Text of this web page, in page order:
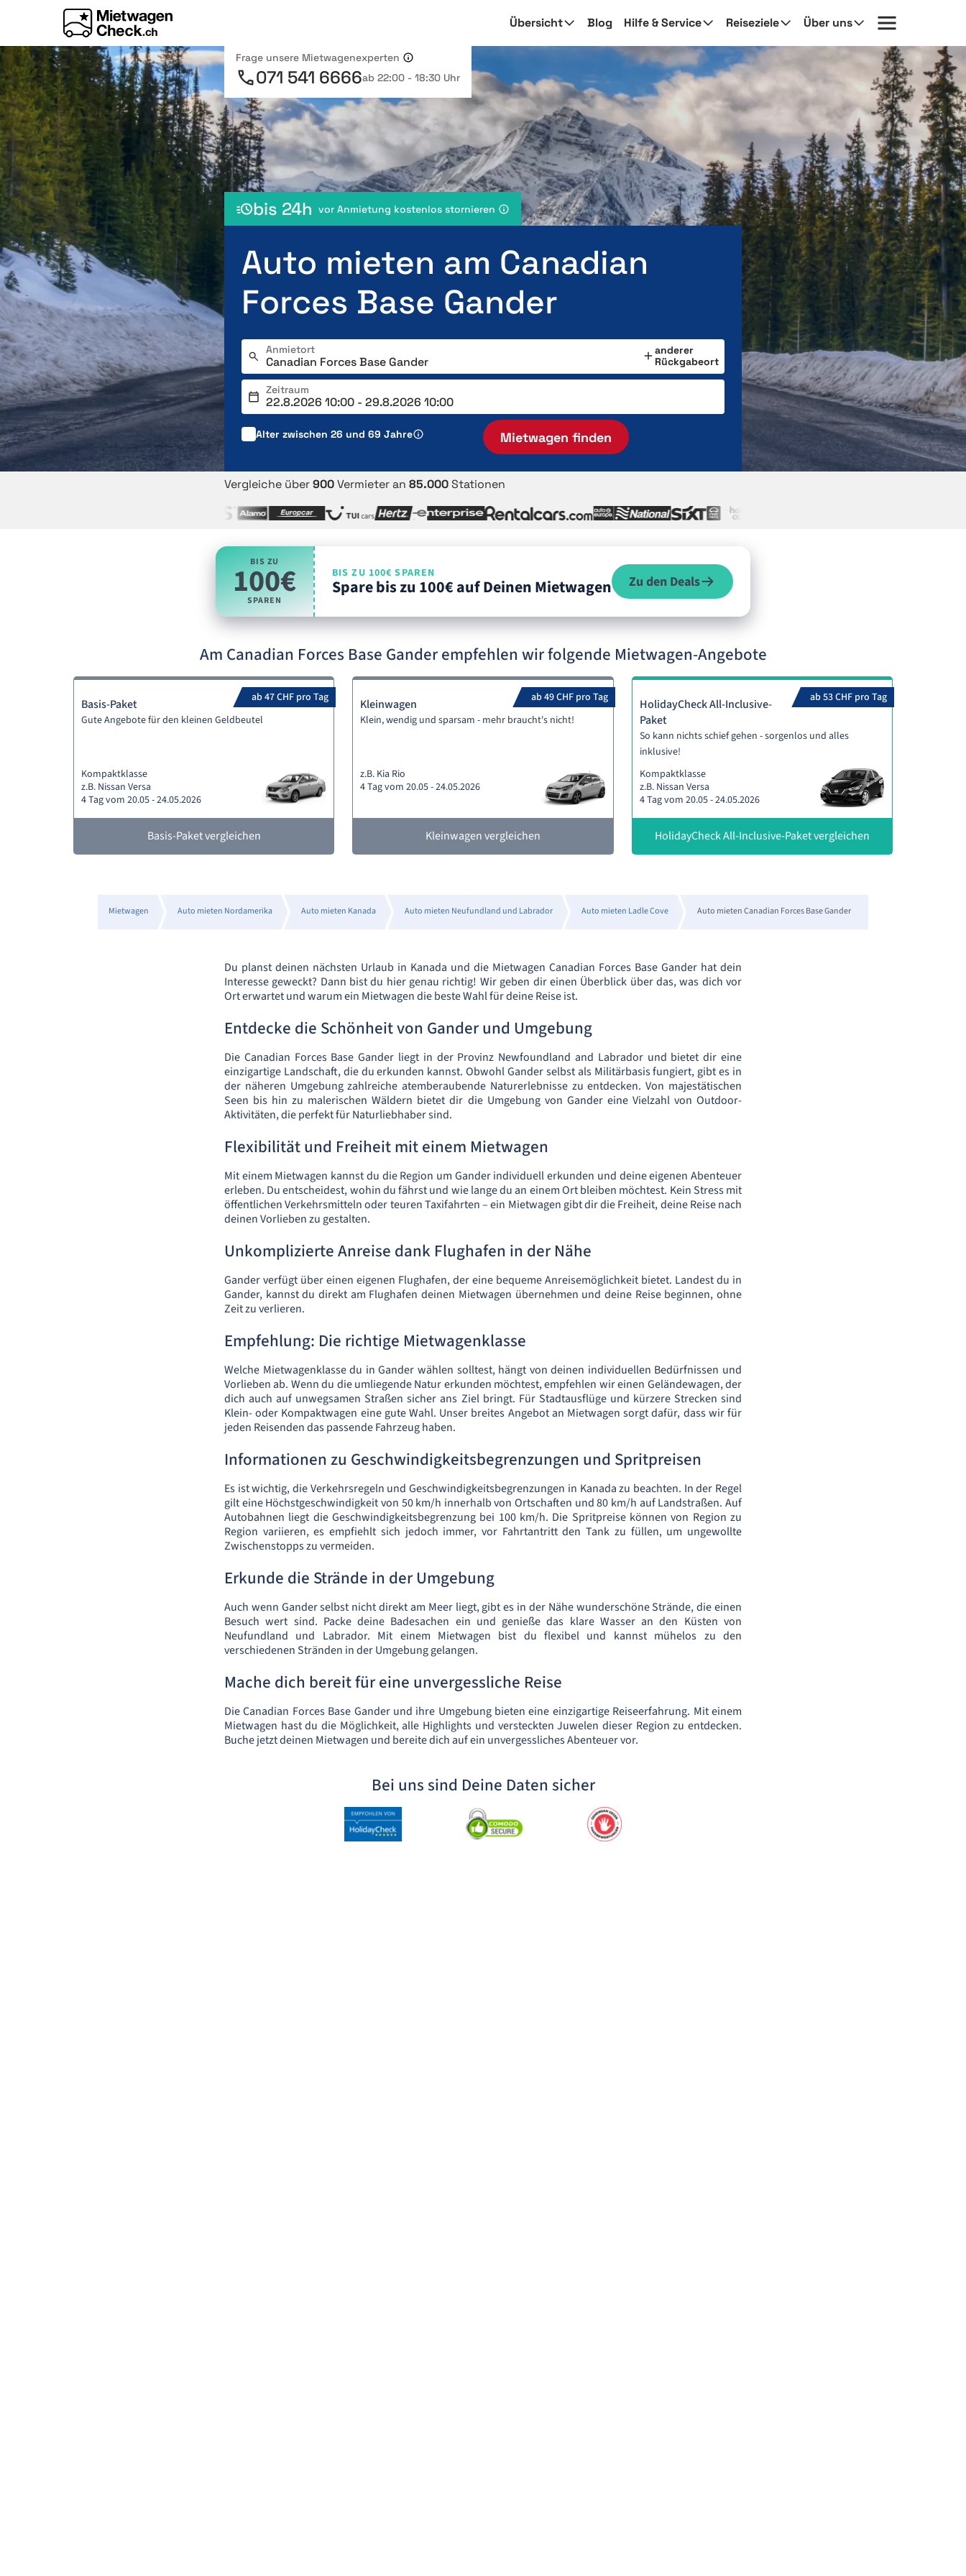
Übersicht Blog Hilfe & Service Reiseziele Über uns
Frage unsere Mietwagenexperten
071 541 6666ab 22:00 - 18:30 Uhr
bis 24h vor Anmietung kostenlos stornieren
Auto mieten am Canadian
Forces Base Gander
Anmietort
anderer
Rückgabeort
Zeitraum
Alter zwischen 26 und 69 Jahre Mietwagen finden
Vergleiche über900Vermieter an 85.000Stationen
BIS ZU
100€
SPAREN
BIS ZU 100€ SPAREN
Spare bis zu 100€ auf Deinen Mietwagen Zu den Deals
Am Canadian Forces Base Gander empfehlen wir folgende Mietwagen-Angebote
ab 47 CHF pro Tag
Basis-Paket
Gute Angebote für den kleinen Geldbeutel
Kompaktklasse
z.B. Nissan Versa
4 Tag vom 20.05 - 24.05.2026
Basis-Paket vergleichen
ab 49 CHF pro Tag
Kleinwagen
Klein, wendig und sparsam - mehr braucht's nicht!
z.B. Kia Rio
4 Tag vom 20.05 - 24.05.2026
Kleinwagen vergleichen
ab 53 CHF pro Tag
HolidayCheck All-Inclusive-
Paket
So kann nichts schief gehen - sorgenlos und alles
inklusive!
Kompaktklasse
z.B. Nissan Versa
4 Tag vom 20.05 - 24.05.2026
HolidayCheck All-Inclusive-Paket vergleichen
Mietwagen Auto mieten Nordamerika Auto mieten Kanada Auto mieten Neufundland und Labrador Auto mieten Ladle Cove Auto mieten Canadian Forces Base Gander
Du planst deinen nächsten Urlaub in Kanada und die Mietwagen Canadian Forces Base Gander hat dein
Interesse geweckt? Dann bist du hier genau richtig! Wir geben dir einen Überblick über das, was dich vor
Ort erwartet und warum ein Mietwagen die beste Wahl für deine Reise ist.
Entdecke die Schönheit von Gander und Umgebung
Die Canadian Forces Base Gander liegt in der Provinz Newfoundland and Labrador und bietet dir eine
einzigartige Landschaft, die du erkunden kannst. Obwohl Gander selbst als Militärbasis fungiert, gibt es in
der näheren Umgebung zahlreiche atemberaubende Naturerlebnisse zu entdecken. Von majestätischen
Seen bis hin zu malerischen Wäldern bietet dir die Umgebung von Gander eine Vielzahl von Outdoor-
Aktivitäten, die perfekt für Naturliebhaber sind.
Flexibilität und Freiheit mit einem Mietwagen
Mit einem Mietwagen kannst du die Region um Gander individuell erkunden und deine eigenen Abenteuer
erleben. Du entscheidest, wohin du fährst und wie lange du an einem Ort bleiben möchtest. Kein Stress mit
öffentlichen Verkehrsmitteln oder teuren Taxifahrten – ein Mietwagen gibt dir die Freiheit, deine Reise nach
deinen Vorlieben zu gestalten.
Unkomplizierte Anreise dank Flughafen in der Nähe
Gander verfügt über einen eigenen Flughafen, der eine bequeme Anreisemöglichkeit bietet. Landest du in
Gander, kannst du direkt am Flughafen deinen Mietwagen übernehmen und deine Reise beginnen, ohne
Zeit zu verlieren.
Empfehlung: Die richtige Mietwagenklasse
Welche Mietwagenklasse du in Gander wählen solltest, hängt von deinen individuellen Bedürfnissen und
Vorlieben ab. Wenn du die umliegende Natur erkunden möchtest, empfehlen wir einen Geländewagen, der
dich auch auf unwegsamen Straßen sicher ans Ziel bringt. Für Stadtausflüge und kürzere Strecken sind
Klein- oder Kompaktwagen eine gute Wahl. Unser breites Angebot an Mietwagen sorgt dafür, dass wir für
jeden Reisenden das passende Fahrzeug haben.
Informationen zu Geschwindigkeitsbegrenzungen und Spritpreisen
Es ist wichtig, die Verkehrsregeln und Geschwindigkeitsbegrenzungen in Kanada zu beachten. In der Regel
gilt eine Höchstgeschwindigkeit von 50 km/h innerhalb von Ortschaften und 80 km/h auf Landstraßen. Auf
Autobahnen liegt die Geschwindigkeitsbegrenzung bei 100 km/h. Die Spritpreise können von Region zu
Region variieren, es empfiehlt sich jedoch immer, vor Fahrtantritt den Tank zu füllen, um ungewollte
Zwischenstopps zu vermeiden.
Erkunde die Strände in der Umgebung
Auch wenn Gander selbst nicht direkt am Meer liegt, gibt es in der Nähe wunderschöne Strände, die einen
Besuch wert sind. Packe deine Badesachen ein und genieße das klare Wasser an den Küsten von
Neufundland und Labrador. Mit einem Mietwagen bist du flexibel und kannst mühelos zu den
verschiedenen Stränden in der Umgebung gelangen.
Mache dich bereit für eine unvergessliche Reise
Die Canadian Forces Base Gander und ihre Umgebung bieten eine einzigartige Reiseerfahrung. Mit einem
Mietwagen hast du die Möglichkeit, alle Highlights und versteckten Juwelen dieser Region zu entdecken.
Buche jetzt deinen Mietwagen und bereite dich auf ein unvergessliches Abenteuer vor.
Bei uns sind Deine Daten sicher